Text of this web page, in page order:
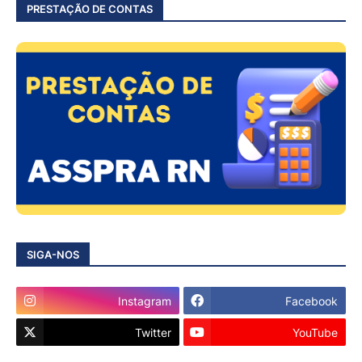
PRESTAÇÃO DE CONTAS
SIGA-NOS
Instagram Facebook
Twitter YouTube